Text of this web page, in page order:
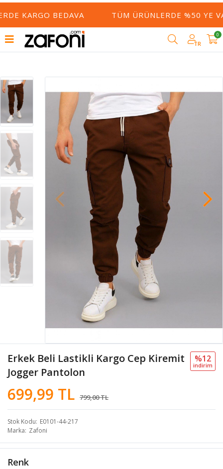
KARGO BEDAVA TÜM ÜRÜNLERDE %50 YE
TR
0
Erkek Beli Lastikli Kargo Cep Kiremit
Jogger Pantolon
699,99 TL 799,00 TL
%12
i̇ndi̇ri̇m
Stok Kodu E0101-44-217
Marka Zafoni
Renk